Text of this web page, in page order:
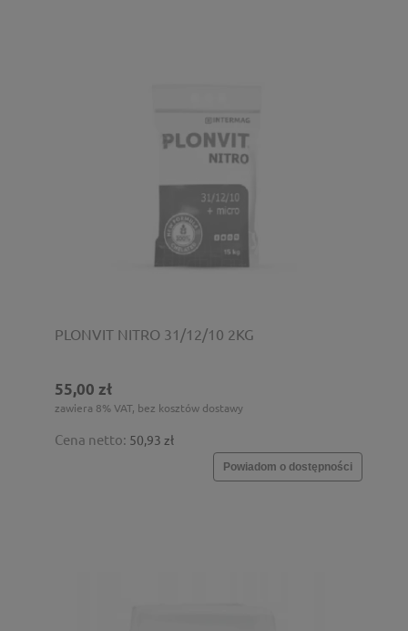
PLONVIT NITRO 31/12/10 2KG
55,00 zł
zawiera 8% VAT, bez kosztów dostawy
Cena netto: 50,93 zł
Powiadom o dostępności